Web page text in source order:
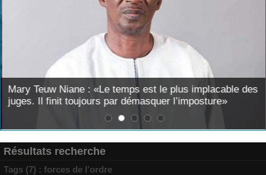
Mary Teuw Niane : «Le temps est le plus implacable des
juges. Il finit toujours par démasquer l’imposture»
Résultats recherche
Tags (7) : forces de l’ordre